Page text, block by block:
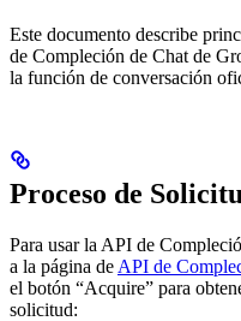
Este documento describe
de Compleción de Chat de
la función de conversación
Proceso de
Para usar la API de
a la página de API de
el botón “Acquire” para
solicitud: